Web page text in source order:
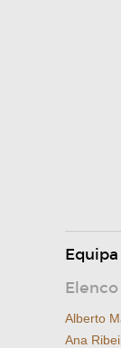
Equipa
Alberto
Ana